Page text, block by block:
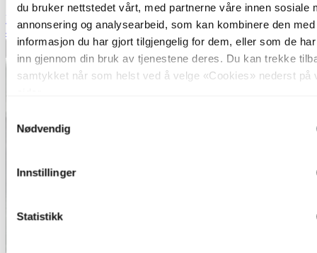
du bruker nettstedet vårt, med partnerne våre innen sosiale
annonsering og analysearbeid, som kan kombinere den med
informasjon du har gjort tilgjengelig for dem, eller som de
inn gjennom din bruk av tjenestene deres. Du kan trekke
samtykket når som helst ved å velge «Cookies» nederst på
Samtykkevalg
Nødvendig
Innstillinger
Statistikk
kr 1 999,-
40%
Legg til ønskeliste